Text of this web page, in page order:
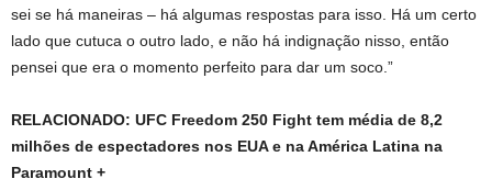
sei se há maneiras – há algumas respostas para isso. Há um certo
lado que cutuca o outro lado, e não há indignação nisso, então
pensei que era o momento perfeito para dar um soco.”
RELACIONADO: UFC Freedom 250 Fight tem média de 8,2
milhões de espectadores nos EUA e na América Latina na
Paramount +